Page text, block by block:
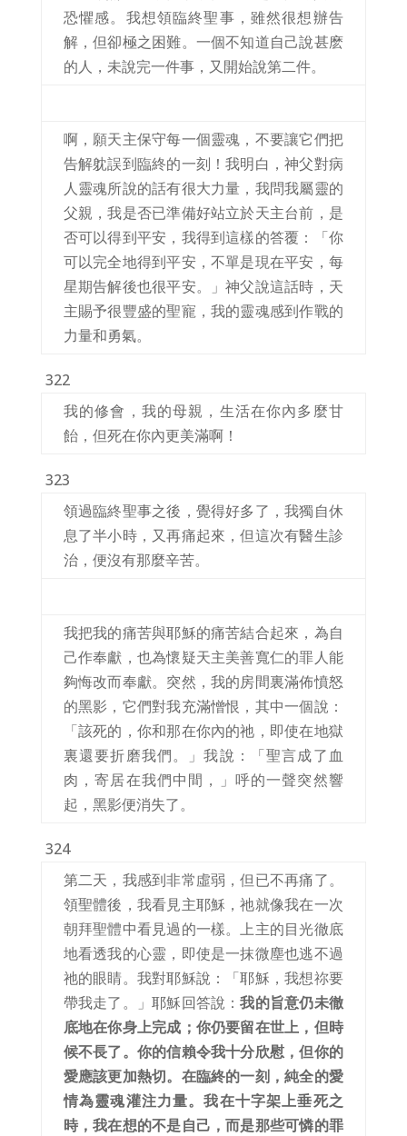
恐懼感。我想領臨終聖事，雖然很想辦告
解，但卻極之困難。一個不知道自己說甚麽
的人，未說完一件事，又開始說第二件。
啊，願天主保守每一個靈魂，不要讓它們把
告解躭誤到臨終的一刻！我明白，神父對病
人靈魂所說的話有很大力量，我問我屬靈的
父親，我是否已準備好站立於天主台前，是
否可以得到平安，我得到這樣的答覆：「你
可以完全地得到平安，不單是現在平安，每
星期告解後也很平安。」神父說這話時，天
主賜予很豐盛的聖寵，我的靈魂感到作戰的
力量和勇氣。
322
我的修會，我的母親，生活在你內多麼甘
飴，但死在你內更美滿啊！
323
領過臨終聖事之後，覺得好多了，我獨自休
息了半小時，又再痛起來，但這次有醫生診
治，便沒有那麼辛苦。
我把我的痛苦與耶穌的痛苦結合起來，為自
己作奉獻，也為懷疑天主美善寬仁的罪人能
夠悔改而奉獻。突然，我的房間裏滿佈憤怒
的黑影，它們對我充滿憎恨，其中一個說：
「該死的，你和那在你內的祂，即使在地獄
裏還要折磨我們。」我說：「聖言成了血
肉，寄居在我們中間，」呼的一聲突然響
起，黑影便消失了。
324
第二天，我感到非常虛弱，但已不再痛了。
領聖體後，我看見主耶穌，祂就像我在一次
朝拜聖體中看見過的一樣。上主的目光徹底
地看透我的心靈，即使是一抹微塵也逃不過
祂的眼睛。我對耶穌說：「耶穌，我想祢要
帶我走了。」耶穌回答說：我的旨意仍未徹
底地在你身上完成；你仍要留在世上，但時
候不長了。你的信賴令我十分欣慰，但你的
愛應該更加熱切。在臨終的一刻，純全的愛
情為靈魂灌注力量。我在十字架上垂死之
時，我在想的不是自己，而是那些可憐的罪